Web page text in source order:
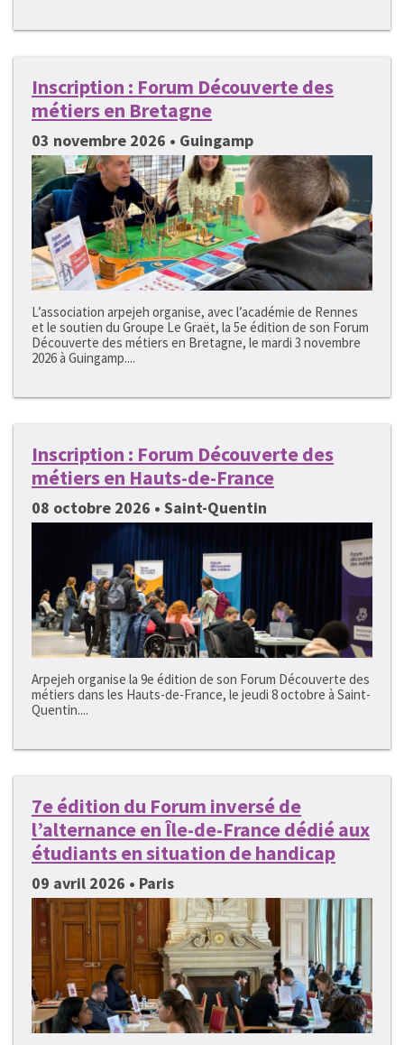
Inscription : Forum Découverte des
métiers en Bretagne
03 novembre 2026 • Guingamp
L’association arpejeh organise, avec l’académie de Rennes
et le soutien du Groupe Le Graët, la 5e édition de son Forum
Découverte des métiers en Bretagne, le mardi 3 novembre
2026 à Guingamp....
Inscription : Forum Découverte des
métiers en Hauts-de-France
08 octobre 2026 • Saint-Quentin
Arpejeh organise la 9e édition de son Forum Découverte des
métiers dans les Hauts-de-France, le jeudi 8 octobre à Saint-
Quentin....
7e édition du Forum inversé de
l’alternance en Île-de-France dédié aux
étudiants en situation de handicap
09 avril 2026 • Paris